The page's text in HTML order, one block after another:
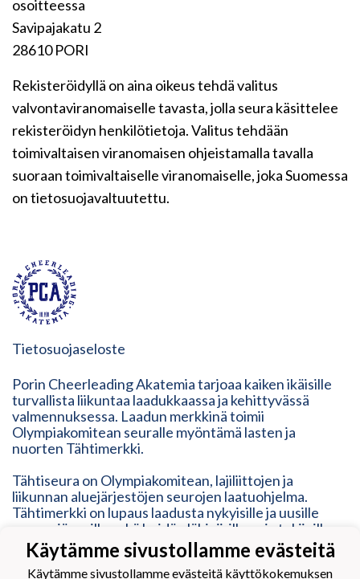
osoitteessa
Savipajakatu 2
28610 PORI
Rekisteröidyllä on aina oikeus tehdä valitus
valvontaviranomaiselle tavasta, jolla seura käsittelee
rekisteröidyn henkilötietoja. Valitus tehdään
toimivaltaisen viranomaisen ohjeistamalla tavalla
suoraan toimivaltaiselle viranomaiselle, joka Suomessa
on tietosuojavaltuutettu.
Tietosuojaseloste
Porin Cheerleading Akatemia tarjoaa kaiken ikäisille
turvallista liikuntaa laadukkaassa ja kehittyvässä
valmennuksessa. Laadun merkkinä toimii
Olympiakomitean seuralle myöntämä lasten ja
nuorten Tähtimerkki.
Tähtiseura on Olympiakomitean, lajiliittojen ja
liikunnan aluejärjestöjen seurojen laatuohjelma.
Tähtimerkki on lupaus laadusta nykyisille ja uusille
seuran jäsenille sekä heidän lähipiirilleen ja tukijoille.
Tähtimerkki on osoitus modernista, ketterästä,
vastuullisesta ja inhimillisestä toimintatavasta. Se
Käytämme sivustollamme evästeitä
Käytämme sivustollamme evästeitä käyttökokemuksen